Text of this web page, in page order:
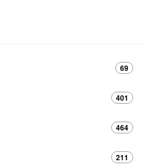
69
401
464
211